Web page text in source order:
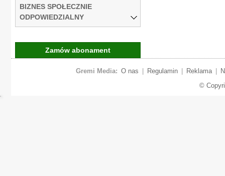
BIZNES SPOŁECZNIE
ODPOWIEDZIALNY
Zamów abonament
Gremi Media: O nas Regulamin Reklama
©